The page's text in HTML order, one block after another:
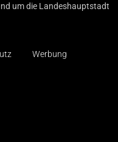
um die Landeshauptstadt
Werbung